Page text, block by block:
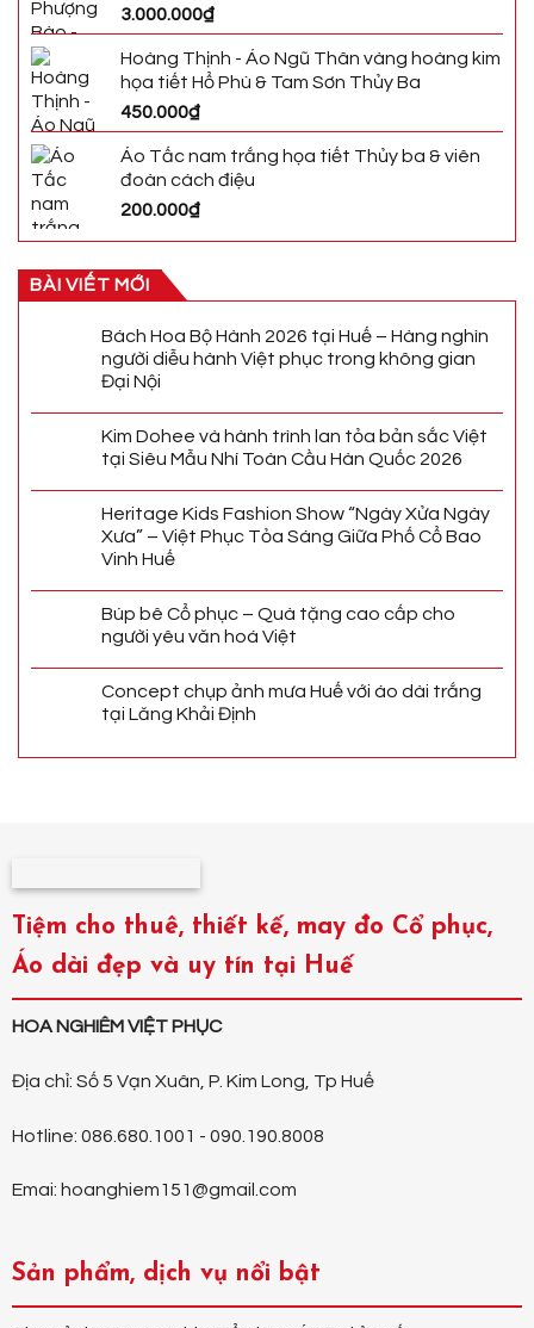
3.000.000₫
Hoàng Thịnh - Áo Ngũ Thân vàng hoàng kim
họa tiết Hổ Phù & Tam Sơn Thủy Ba
450.000₫
Áo Tấc nam trắng họa tiết Thủy ba & viên
đoàn cách điệu
200.000₫
BÀI VIẾT MỚI
Bách Hoa Bộ Hành 2026 tại Huế – Hàng nghìn
người diễu hành Việt phục trong không gian
Đại Nội
Kim Dohee và hành trình lan tỏa bản sắc Việt
tại Siêu Mẫu Nhí Toàn Cầu Hàn Quốc 2026
Heritage Kids Fashion Show “Ngày Xửa Ngày
Xưa” – Việt Phục Tỏa Sáng Giữa Phố Cổ Bao
Vinh Huế
Búp bê Cổ phục – Quà tặng cao cấp cho
người yêu văn hoá Việt
Concept chụp ảnh mưa Huế với áo dài trắng
tại Lăng Khải Định
Tiệm cho thuê, thiết kế, may đo Cổ phục,
Áo dài đẹp và uy tín tại Huế
HOA NGHIÊM VIỆT PHỤC
Địa chỉ: Số 5 Vạn Xuân, P. Kim Long, Tp Huế
Hotline: 086.680.1001 - 090.190.8008
Emai: hoanghiem151@gmail.com
Sản phẩm, dịch vụ nổi bật